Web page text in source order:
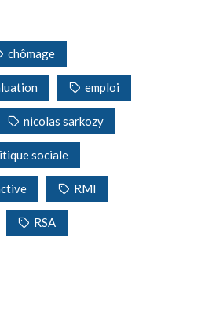
chômage
emploi
nicolas sarkozy
sociale
RMI
RSA